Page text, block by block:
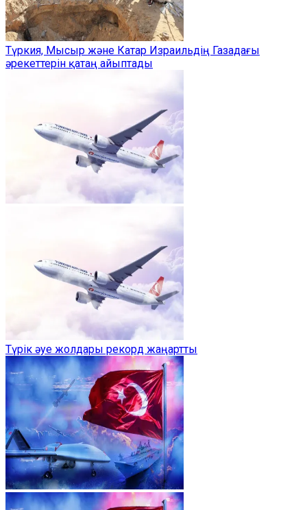
Түркия, Мысыр және Катар Израильдің Газадағы
әрекеттерін қатаң айыптады
Түрік әуе жолдары рекорд жаңартты